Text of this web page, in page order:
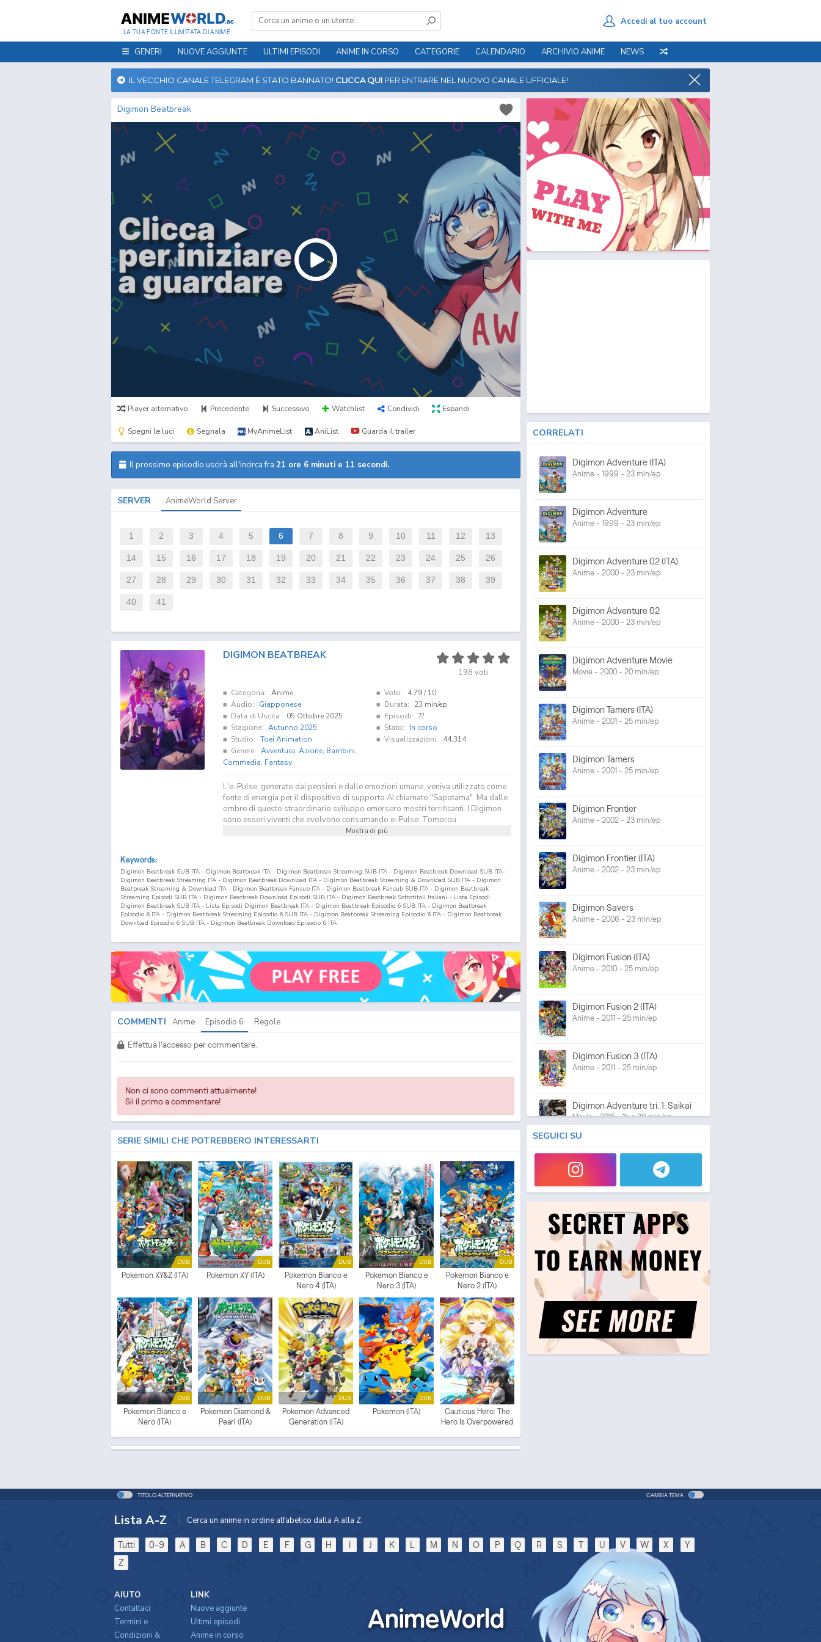
LA TUA FONTE ILLIMITATA DI ANIME
Accedi al tuo account
GENERI NUOVE AGGIUNTE ULTIMI EPISODI ANIME IN CORSO CATEGORIE CALENDARIO ARCHIVIO ANIME NEWS
IL VECCHIO CANALE TELEGRAM È STATO BANNATO! CLICCA QUI PER ENTRARE NEL NUOVO CANALE UFFICIALE!
Digimon Beatbreak
Player alternativo Precedente Successivo Watchlist Condividi Espandi
Spegni le luci Segnala MyAnimeList AniList Guarda il trailer
Il prossimo episodio uscirà all'incirca fra 21 ore 6 minuti e 11 secondi.
SERVER AnimeWorld Server
1 2 3 4 5 6 7 8 9 10 11 12 13
14 15 16 17 18 19 20 21 22 23 24 25 26
27 28 29 30 31 32 33 34 35 36 37 38 39
40 41
DIGIMON BEATBREAK
198 voti
Categoria: Anime
Audio:
Giapponese
Data di Uscita:
05 Ottobre 2025
Stagione: Autunno 2025
Studio: Toei Animation
Genere: Avventura, Azione, Bambini,
Commedia, Fantasy
Voto: 4.79/ 10
Durata:
23 min/ep
Episodi: ??
Stato:
In corso
Visualizzazioni:
44.314
L'e-Pulse, generato dai pensieri e dalle emozioni umane, veniva utilizzato come
fonte di energia per il dispositivo di supporto AI chiamato "Sapotama". Ma dalle
ombre di questo straordinario sviluppo emersero mostri terrificanti. I Digimon
sono esseri viventi che evolvono consumando e-Pulse. Tomorou...
Mostra di più
Keywords:
Digimon Beatbreak SUB ITA - Digimon Beatbreak ITA - Digimon Beatbreak Streaming SUB ITA - Digimon Beatbreak Download SUB ITA -
Digimon Beatbreak Streaming ITA - Digimon Beatbreak Download ITA - Digimon Beatbreak Streaming & Download SUB ITA - Digimon
Beatbreak Streaming & Download ITA - Digimon Beatbreak Fansub ITA - Digimon Beatbreak Fansub SUB ITA - Digimon Beatbreak
Streaming Episodi SUB ITA - Digimon Beatbreak Download Episodi SUB ITA - Digimon Beatbreak Sottotitoli Italiani - Lista Episodi
Digimon Beatbreak SUB ITA - Lista Episodi Digimon Beatbreak ITA - Digimon Beatbreak Episodio 6 SUB ITA - Digimon Beatbreak
Episodio 6 ITA - Digimon Beatbreak Streaming Episodio 6 SUB ITA - Digimon Beatbreak Streaming Episodio 6 ITA - Digimon Beatbreak
Download Episodio 6 SUB ITA - Digimon Beatbreak Download Episodio 6 ITA
COMMENTI Anime Episodio 6 Regole
Effettua l'accesso per commentare.
Non ci sono commenti attualmente!
Sii il primo a commentare!
SERIE SIMILI CHE POTREBBERO INTERESSARTI
DUB
Pokemon XY&Z (ITA)
DUB
Pokemon XY (ITA)
DUB
Pokemon Bianco e
Nero 4 (ITA)
DUB
Pokemon Bianco e
Nero 3 (ITA)
DUB
Pokemon Bianco e
Nero 2 (ITA)
DUB
Pokemon Bianco e
Nero (ITA)
DUB
Pokemon Diamond &
Pearl (ITA)
DUB
Pokemon Advanced
Generation (ITA)
DUB
Pokemon (ITA)
Cautious Hero: The
Hero Is Overpowered
CORRELATI
Digimon Adventure (ITA)
Anime - 1999 - 23 min/ep
Digimon Adventure
Anime - 1999 - 23 min/ep
Digimon Adventure 02 (ITA)
Anime - 2000 - 23 min/ep
Digimon Adventure 02
Anime - 2000 - 23 min/ep
Digimon Adventure Movie
Movie - 2000 - 20 min/ep
Digimon Tamers (ITA)
Anime - 2001 - 25 min/ep
Digimon Tamers
Anime - 2001 - 25 min/ep
Digimon Frontier
Anime - 2002 - 23 min/ep
Digimon Frontier (ITA)
Anime - 2002 - 23 min/ep
Digimon Savers
Anime - 2006 - 23 min/ep
Digimon Fusion (ITA)
Anime - 2010 - 25 min/ep
Digimon Fusion 2 (ITA)
Anime - 2011 - 25 min/ep
Digimon Fusion 3 (ITA)
Anime - 2011 - 25 min/ep
Digimon Adventure tri. 1: Saikai
Movie - 2015 - 1h e 29 min/ep
Digimon Adventure tri. 2: Ketsui
Movie - 2016 - 1h e 28 min/ep
Digimon Adventure tri. 3:
Kokuhaku
Movie - 2016 - 1h e 45 min/ep
Digimon Universe: Appli
Monsters
Anime - 2016 - 24 min/ep
Digimon Adventure tri. 4:
Soushitsu
Movie - 2017 - 1h e 22 min/ep
Movie - 2020 - 1h e 34 min/ep
Digimon Ghost Game
Anime - 2021 - 23 min/ep
SEGUICI SU
TITOLO ALTERNATIVO CAMBIA TEMA
Lista A-Z Cerca un anime in ordine alfabetico dalla A alla Z.
Tutti 0-9 A B C D E F G H I J K L M N O P Q R S T U V W X
Y
Z
AnimeWorld
AIUTO
Contattaci
Termini e
Condizioni &
LINK
Nuove aggiunte
Ultimi episodi
Anime in corso